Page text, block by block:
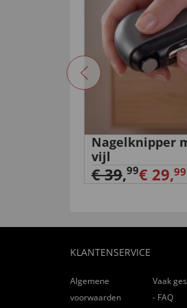
Nagelknipper
vijl
€ 39,99€ 29,99
KLANTENSERVICE
Algemene
voorwaarden
Vaak
- FAQ